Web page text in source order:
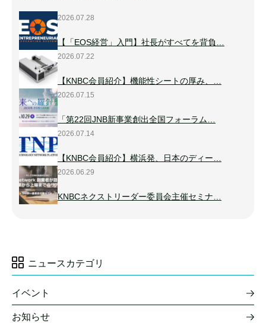
2026.07.28
【「EOS経営」入門】社長がすべてを背負…
2026.07.22
【KNBC会員紹介】機能性シートの厚み、…
2026.07.15
「第22回JNB新事業創出全国フォーラム…
2026.07.14
【KNBC会員紹介】横浜発、日本のディー…
2026.06.29
KNBCネクストリーダー委員会主催セミナ…
ニュースカテゴリ
イベント
お知らせ